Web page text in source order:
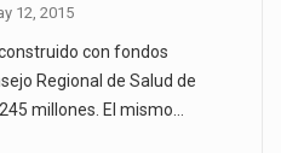
12, 2015
con fondos
Regional de Salud de
millones. El mismo…